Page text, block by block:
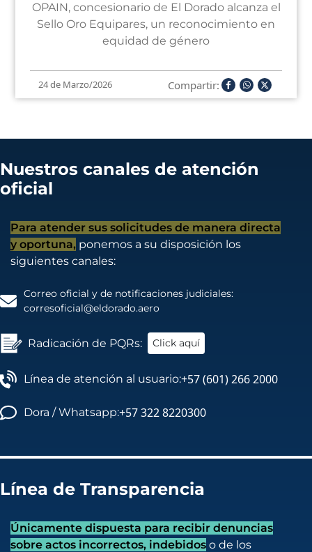
OPAIN, concesionario de El Dorado alcanza el
Sello Oro Equipares, un reconocimiento en
equidad de género
24 de Marzo/2026 Compartir:
Nuestros canales de atención
oficial
Para atender sus solicitudes de manera directa
y oportuna, ponemos a su disposición los
siguientes canales:
Correo oficial y de notificaciones judiciales:
corresoficial@eldorado.aero
Radicación de PQRs: Click aquí
Línea de atención al usuario:+57 (601) 266 2000
Dora / Whatsapp:+57 322 8220300
Línea de Transparencia
Únicamente dispuesta para recibir denuncias
sobre actos incorrectos, indebidos o de los